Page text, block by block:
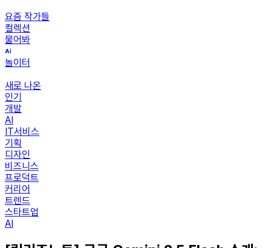
요즘 작가들
컬렉션
물어봐
놀이터
새로 나온
인기
개발
AI
IT서비스
기획
디자인
비즈니스
프로덕트
커리어
트렌드
스타트업
AI